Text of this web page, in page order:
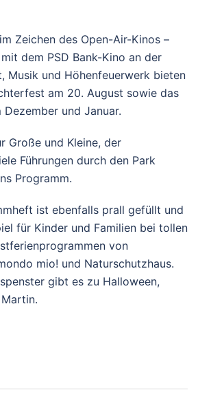
Zeichen des Open-Air-Kinos –
dem PSD Bank-Kino an der
Musik und Höhenfeuerwerk bieten
am 20. August sowie das
Dezember und Januar.
Große und Kleine, der
Führungen durch den Park
Programm.
ist ebenfalls prall gefüllt und
für Kinder und Familien bei tollen
von
mio! und Naturschutzhaus.
gibt es zu Halloween,